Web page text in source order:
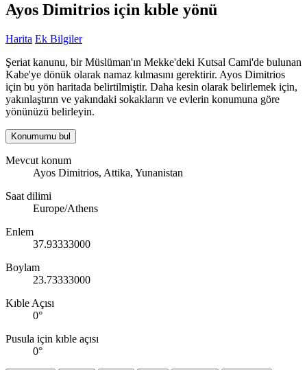
Ayos Dimitrios için kıble yönü
Harita Ek Bilgiler
Şeriat kanunu, bir Müslüman'ın Mekke'deki Kutsal Cami'de bulunan
Kabe'ye dönük olarak namaz kılmasını gerektirir. Ayos Dimitrios
için bu yön haritada belirtilmiştir. Daha kesin olarak belirlemek için,
yakınlaştırın ve yakındaki sokakların ve evlerin konumuna göre
yönünüzü belirleyin.
Konumumu bul
Mevcut konum
Ayos Dimitrios, Attika, Yunanistan
Saat dilimi
Europe/Athens
Enlem
37.93333000
Boylam
23.73333000
Kıble Açısı
0°
Pusula için kıble açısı
0°